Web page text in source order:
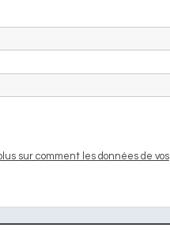
sur comment les données de vos